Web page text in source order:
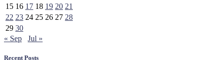
15 16 17 18 19 20 21
22 23 24 25 26 27 28
29 30
« Sep
Jul »
Recent Posts